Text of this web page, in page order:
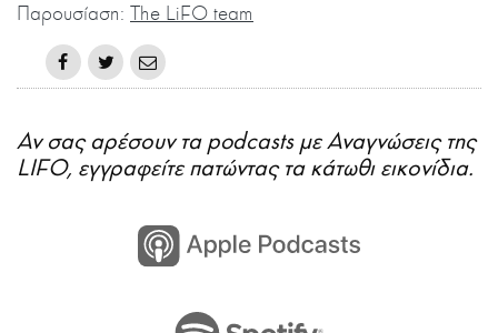
Παρουσίαση: The LiFO team
Αν σας αρέσουν τα podcasts με Αναγνώσεις της
LIFO, εγγραφείτε πατώντας τα κάτωθι εικονίδια.